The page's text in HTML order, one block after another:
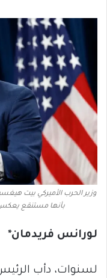
وزير الحرب الأميركي بيت
بأنها مستنقع يعكس
لورانس فريدمان*
لسنوات، دأب